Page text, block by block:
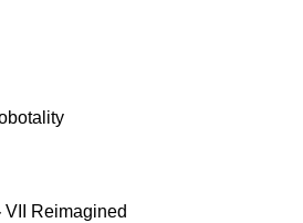
Reimagined